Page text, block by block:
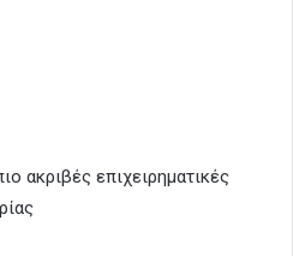
ακριβές επιχειρηματικές